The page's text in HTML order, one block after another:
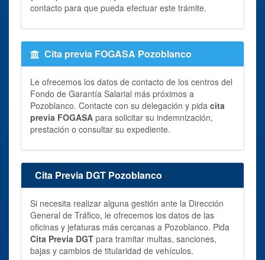
contacto para que pueda efectuar este trámite.
Cita previa FOGASA Pozoblanco
Le ofrecemos los datos de contacto de los centros del
Fondo de Garantía Salarial más próximos a
Pozoblanco. Contacte con su delegación y pida cita
previa FOGASA para solicitar su indemnización,
prestación o consultar su expediente.
Cita Previa DGT Pozoblanco
Si necesita realizar alguna gestión ante la Dirección
General de Tráfico, le ofrecemos los datos de las
oficinas y jefaturas más cercanas a Pozoblanco. Pida
Cita Previa DGT para tramitar multas, sanciones,
bajas y cambios de titularidad de vehículos.